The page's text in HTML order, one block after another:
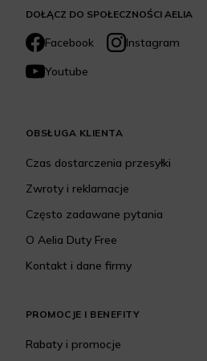
DOŁĄCZ DO SPOŁECZNOŚCI AELIA
Facebook
Instagram
Youtube
OBSŁUGA KLIENTA
Czas dostarczenia przesyłki
Zwroty i reklamacje
Często zadawane pytania
O Aelia Duty Free
Kontakt i dane firmy
PROMOCJE I BENEFITY
Rabaty i promocje